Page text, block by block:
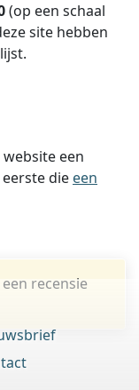
(op een schaal
site hebben
lijst.
een
die een
recensie